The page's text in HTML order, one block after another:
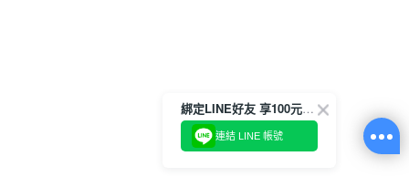
綁定LINE好友 享100元折價券
連結 LINE 帳號